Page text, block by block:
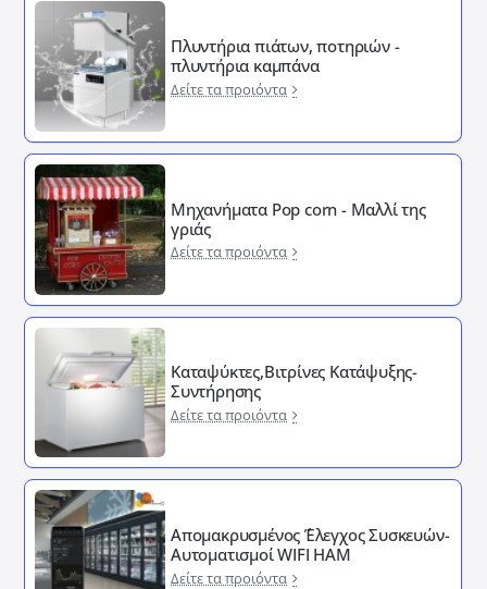
Πλυντήρια πιάτων, ποτηριών -
πλυντήρια καμπάνα
Δείτε τα προιόντα
Μηχανήματα Pop corn - Μαλλί της
γριάς
Δείτε τα προιόντα
Καταψύκτες,Βιτρίνες Κατάψυξης-
Συντήρησης
Δείτε τα προιόντα
Απομακρυσμένος ΄Έλεγχος Συσκευών-
Αυτοματισμοί WIFI HAM
Δείτε τα προιόντα